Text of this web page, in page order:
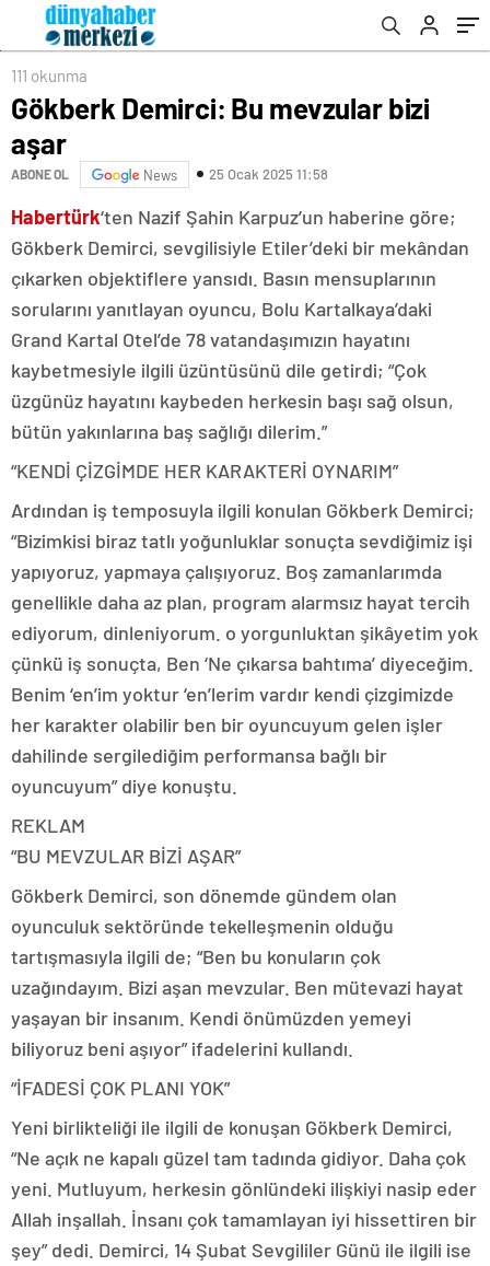
111 okunma
Gökberk Demirci: Bu mevzular bizi
aşar
ABONE OL News 25 Ocak 2025 11:58
Habertürk‘ten Nazif Şahin Karpuz’un haberine göre;
Gökberk Demirci, sevgilisiyle Etiler’deki bir mekândan
çıkarken objektiflere yansıdı. Basın mensuplarının
sorularını yanıtlayan oyuncu, Bolu Kartalkaya’daki
Grand Kartal Otel’de 78 vatandaşımızın hayatını
kaybetmesiyle ilgili üzüntüsünü dile getirdi; “Çok
üzgünüz hayatını kaybeden herkesin başı sağ olsun,
bütün yakınlarına baş sağlığı dilerim.”
“KENDİ ÇİZGİMDE HER KARAKTERİ OYNARIM”
Ardından iş temposuyla ilgili konulan Gökberk Demirci;
“Bizimkisi biraz tatlı yoğunluklar sonuçta sevdiğimiz işi
yapıyoruz, yapmaya çalışıyoruz. Boş zamanlarımda
genellikle daha az plan, program alarmsız hayat tercih
ediyorum, dinleniyorum. o yorgunluktan şikâyetim yok
çünkü iş sonuçta, Ben ‘Ne çıkarsa bahtıma’ diyeceğim.
Benim ‘en’im yoktur ‘en’lerim vardır kendi çizgimizde
her karakter olabilir ben bir oyuncuyum gelen işler
dahilinde sergilediğim performansa bağlı bir
oyuncuyum” diye konuştu.
REKLAM
“BU MEVZULAR BİZİ AŞAR”
Gökberk Demirci, son dönemde gündem olan
oyunculuk sektöründe tekelleşmenin olduğu
tartışmasıyla ilgili de; “Ben bu konuların çok
uzağındayım. Bizi aşan mevzular. Ben mütevazi hayat
yaşayan bir insanım. Kendi önümüzden yemeyi
biliyoruz beni aşıyor” ifadelerini kullandı.
“İFADESİ ÇOK PLANI YOK”
Yeni birlikteliği ile ilgili de konuşan Gökberk Demirci,
“Ne açık ne kapalı güzel tam tadında gidiyor. Daha çok
yeni. Mutluyum, herkesin gönlündeki ilişkiyi nasip eder
Allah inşallah. İnsanı çok tamamlayan iyi hissettiren bir
şey” dedi. Demirci, 14 Şubat Sevgililer Günü ile ilgili ise